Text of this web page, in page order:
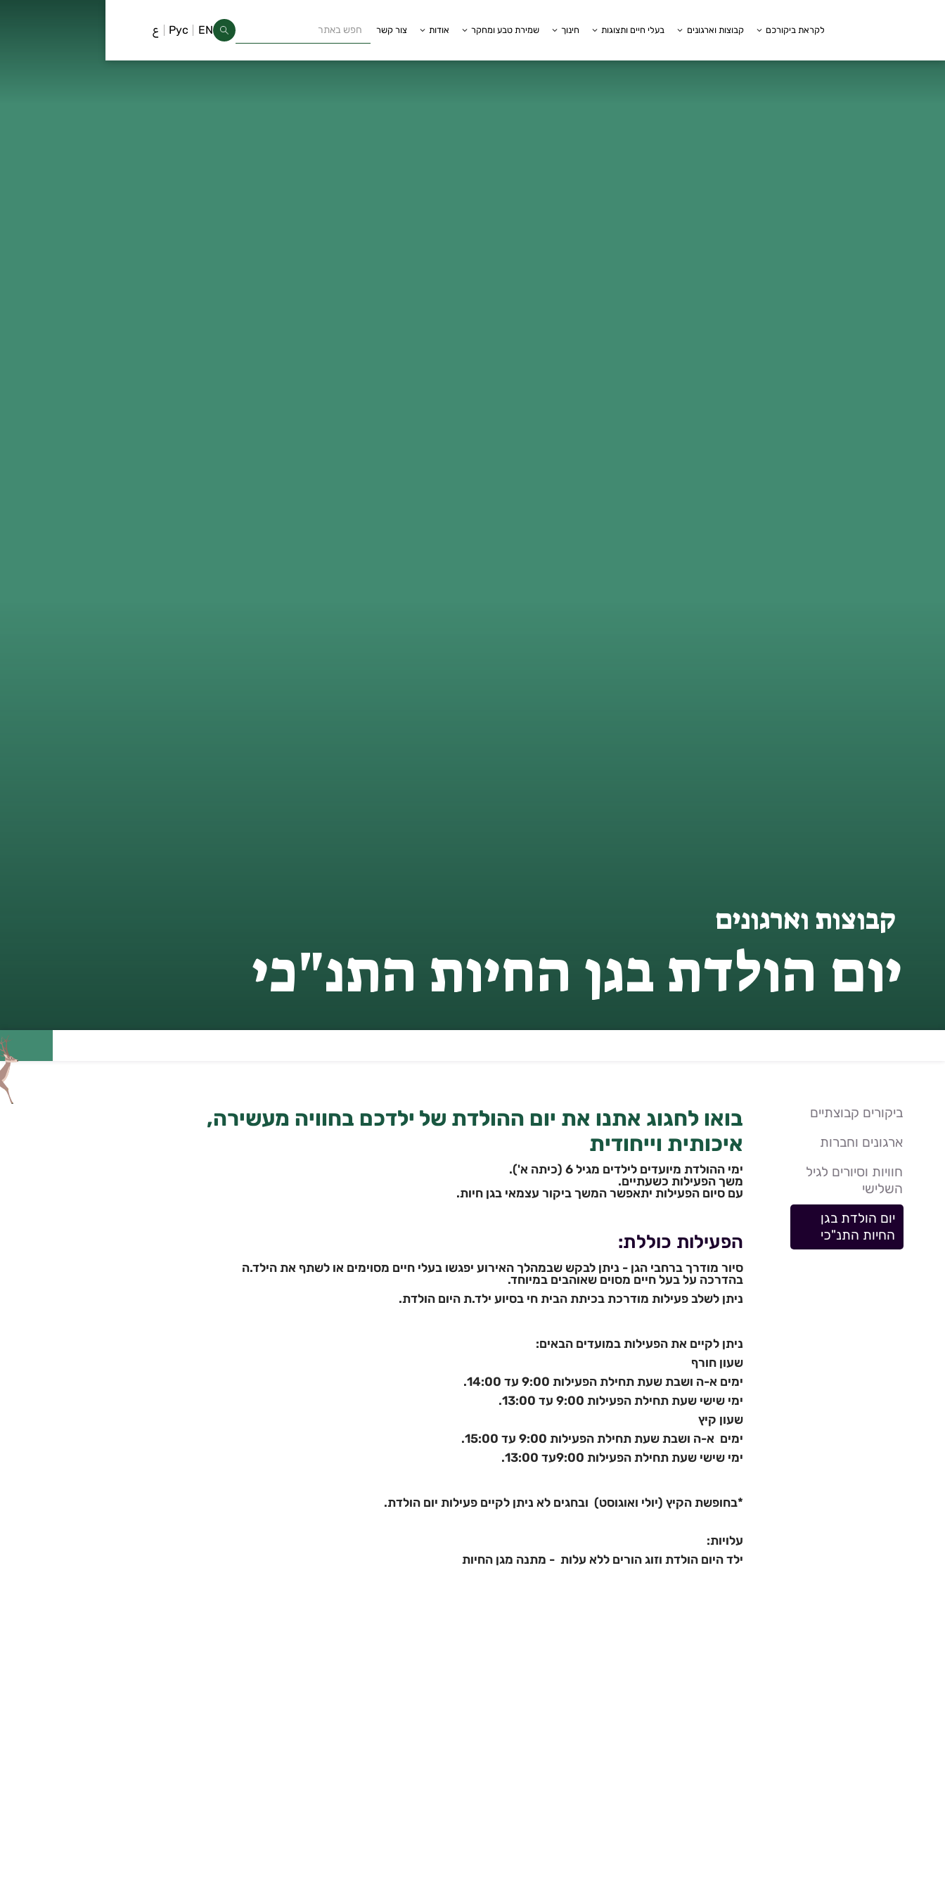
לקראת ביקורכם קבוצות וארגונים בעלי חיים ותצוגות חינוך שמירת טבע ומחקר אודות צור קשר EN
Рус ع
קבוצות וארגונים
יום הולדת בגן החיות התנ"כי
ביקורים קבוצתיים
ארגונים וחברות
חוויות וסיורים לגיל
השלישי
יום הולדת בגן
החיות התנ"כי
בואו לחגוג אתנו את יום ההולדת של ילדכם בחוויה מעשירה,
איכותית וייחודית
ימי ההולדת מיועדים לילדים מגיל 6 (כיתה א').
משך הפעילות כשעתיים.
עם סיום הפעילות יתאפשר המשך ביקור עצמאי בגן חיות.
הפעילות כוללת:
סיור מודרך ברחבי הגן - ניתן לבקש שבמהלך האירוע יפגשו בעלי חיים מסוימים או לשתף את הילד.ה
בהדרכה על בעל חיים מסוים שאוהבים במיוחד.
ניתן לשלב פעילות מודרכת בכיתת הבית חי בסיוע ילד.ת היום הולדת.
ניתן לקיים את הפעילות במועדים הבאים:
שעון חורף
ימים א-ה ושבת שעת תחילת הפעילות 9:00 עד 14:00.
ימי שישי שעת תחילת הפעילות 9:00 עד 13:00.
שעון קיץ
ימים א-ה ושבת שעת תחילת הפעילות 9:00 עד 15:00.
ימי שישי שעת תחילת הפעילות 9:00עד 13:00.
*בחופשת הקיץ (יולי ואוגוסט) ובחגים לא ניתן לקיים פעילות יום הולדת.
עלויות:
ילד היום הולדת וזוג הורים ללא עלות - מתנה מגן החיות